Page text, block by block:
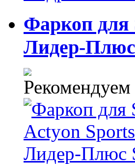
Фаркоп для
Лидер-Плюс